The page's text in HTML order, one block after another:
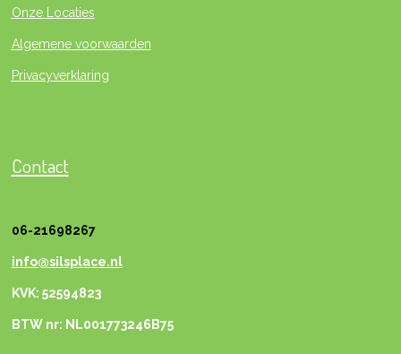
Onze Locaties
Algemene voorwaarden
Privacyverklaring
Contact
06-21698267
info@silsplace.nl
KVK: 52594823
BTW nr: NL001773246B75